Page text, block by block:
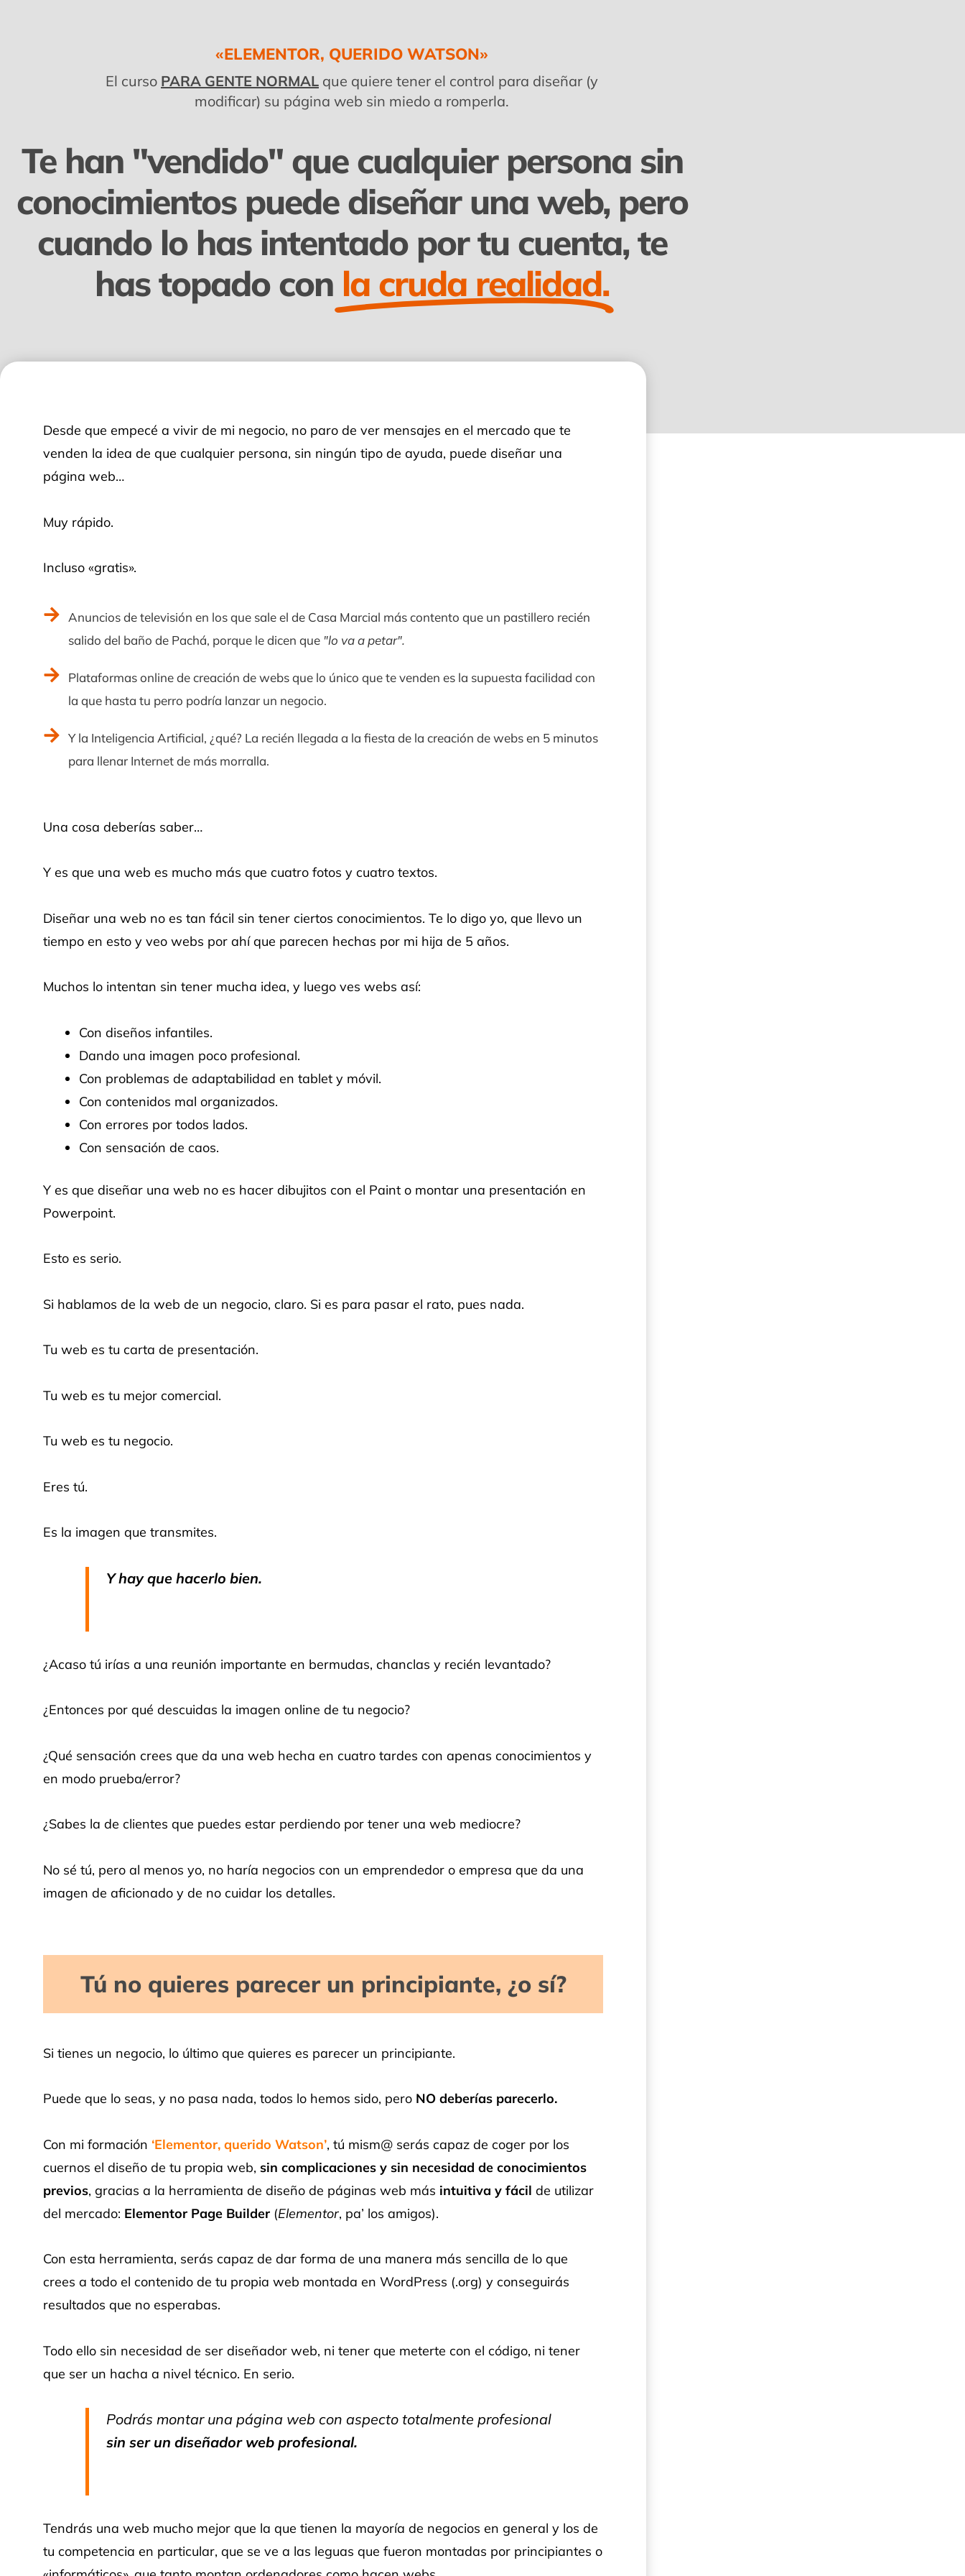
«ELEMENTOR, QUERIDO WATSON»
El curso PARA GENTE NORMAL que quiere tener el control para diseñar (y
modificar) su página web sin miedo a romperla.
Te han "vendido" que cualquier persona sin
conocimientos puede diseñar una web, pero
cuando lo has intentado por tu cuenta, te
has topado con la cruda realidad.
Desde que empecé a vivir de mi negocio, no paro de ver mensajes en el mercado que te
venden la idea de que cualquier persona, sin ningún tipo de ayuda, puede diseñar una
página web…
Muy rápido.
Incluso «gratis».
Anuncios de televisión en los que sale el de Casa Marcial más contento que un pastillero recién
salido del baño de Pachá, porque le dicen que "lo va a petar".
Plataformas online de creación de webs que lo único que te venden es la supuesta facilidad con
la que hasta tu perro podría lanzar un negocio.
Y la Inteligencia Artificial, ¿qué? La recién llegada a la fiesta de la creación de webs en 5 minutos
para llenar Internet de más morralla.
Una cosa deberías saber…
Y es que una web es mucho más que cuatro fotos y cuatro textos.
Diseñar una web no es tan fácil sin tener ciertos conocimientos. Te lo digo yo, que llevo un
tiempo en esto y veo webs por ahí que parecen hechas por mi hija de 5 años.
Muchos lo intentan sin tener mucha idea, y luego ves webs así:
Con diseños infantiles.
Dando una imagen poco profesional.
Con problemas de adaptabilidad en tablet y móvil.
Con contenidos mal organizados.
Con errores por todos lados.
Con sensación de caos.
Y es que diseñar una web no es hacer dibujitos con el Paint o montar una presentación en
Powerpoint.
Esto es serio.
Si hablamos de la web de un negocio, claro. Si es para pasar el rato, pues nada.
Tu web es tu carta de presentación.
Tu web es tu mejor comercial.
Tu web es tu negocio.
Eres tú.
Es la imagen que transmites.
Y hay que hacerlo bien.
¿Acaso tú irías a una reunión importante en bermudas, chanclas y recién levantado?
¿Entonces por qué descuidas la imagen online de tu negocio?
¿Qué sensación crees que da una web hecha en cuatro tardes con apenas conocimientos y
en modo prueba/error?
¿Sabes la de clientes que puedes estar perdiendo por tener una web mediocre?
No sé tú, pero al menos yo, no haría negocios con un emprendedor o empresa que da una
imagen de aficionado y de no cuidar los detalles.
Tú no quieres parecer un principiante, ¿o sí?
Si tienes un negocio, lo último que quieres es parecer un principiante.
Puede que lo seas, y no pasa nada, todos lo hemos sido, pero NO deberías parecerlo.
Con mi formación ‘Elementor, querido Watson’, tú mism@ serás capaz de coger por los
cuernos el diseño de tu propia web, sin complicaciones y sin necesidad de conocimientos
previos, gracias a la herramienta de diseño de páginas web más intuitiva y fácil de utilizar
del mercado: Elementor Page Builder (Elementor, pa’ los amigos).
Con esta herramienta, serás capaz de dar forma de una manera más sencilla de lo que
crees a todo el contenido de tu propia web montada en WordPress (.org) y conseguirás
resultados que no esperabas.
Todo ello sin necesidad de ser diseñador web, ni tener que meterte con el código, ni tener
que ser un hacha a nivel técnico. En serio.
Podrás montar una página web con aspecto totalmente profesional
sin ser un diseñador web profesional.
Tendrás una web mucho mejor que la que tienen la mayoría de negocios en general y los de
tu competencia en particular, que se ve a las leguas que fueron montadas por principiantes o